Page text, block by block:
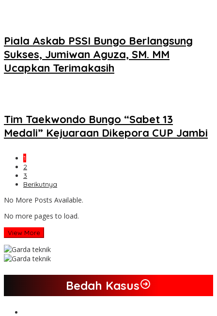
Piala Askab PSSI Bungo Berlangsung
Sukses, Jumiwan Aguza, SM. MM
Ucapkan Terimakasih
Tim Taekwondo Bungo “Sabet 13
Medali” Kejuaraan Dikepora CUP Jambi
1
2
3
Berikutnya
No More Posts Available.
No more pages to load.
View More
Bedah Kasus